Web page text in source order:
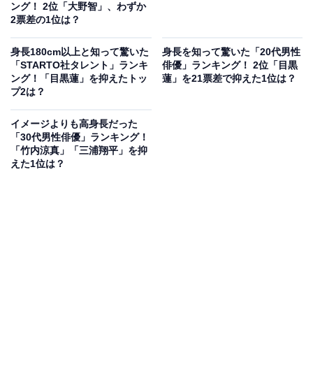
ージを持っていたファンが多いようです。
アンケートでは、「テレビで見るイメージより大きい」
（50代男性／愛知県）、「イメージよりも10cmくらい
高くて驚いたからです」（30代女性／宮城県）、「少年
柄?中堅クラスの身長をイメージするから」（40代女性
／埼玉県）、「顔が童顔なのに高い！と思い、びっくり
しました」（30代女性／神奈川県）などのコメントが寄
ング！ 2位「大野智」、わずか
2票差の1位は？
身長180cm以上と知って驚いた
「STARTO社タレント」ランキ
ング！「目黒蓮」を抑えたトッ
プ2は？
身長を知って驚いた「20代男性
俳優」ランキング！ 2位「目黒
蓮」を21票差で抑えた1位は？
イメージよりも高身長だった
「30代男性俳優」ランキング！
「竹内涼真」「三浦翔平」を抑
えた1位は？